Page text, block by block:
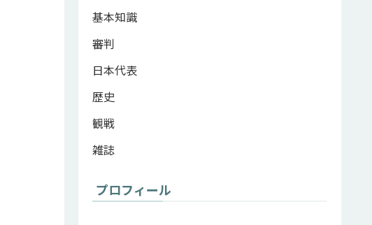
基本知識
審判
日本代表
歴史
観戦
雑誌
プロフィール